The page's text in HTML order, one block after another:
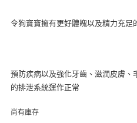
令狗寶寶擁有更好體魄以及精力充足
預防疾病以及強化牙齒、滋潤皮膚、
的排泄系統運作正常
尚有庫存